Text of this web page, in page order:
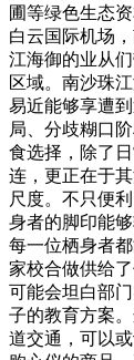
圃等绿色生态
白云国际机场
江海御的业从
区域。南沙珠
易近能够享遭
局、分歧糊口
食选择，除了
连，更正在于
尺度。不只便
身者的脚印能
每一位栖身者
家校合做供给
可能会坦白部
子的教育方案
道交通，可以